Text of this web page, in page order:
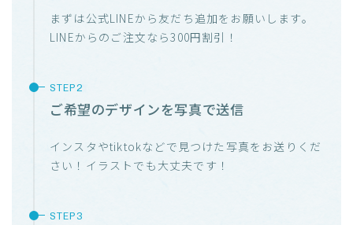
まずは公式LINEから友だち追加をお願いします。
LINEからのご注文なら300円割引！
ご希望のデザインを写真で送信
インスタやtiktokなどで見つけた写真をお送りくだ
さい！イラストでも大丈夫です！